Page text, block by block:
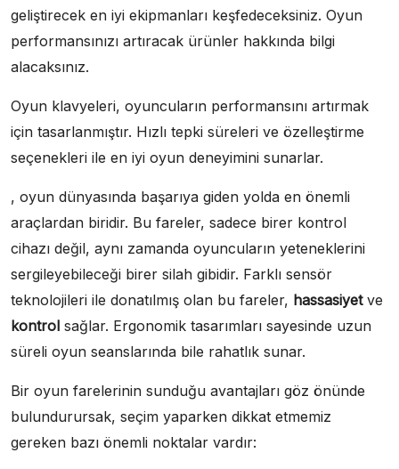
geliştirecek en iyi ekipmanları keşfedeceksiniz. Oyun
performansınızı artıracak ürünler hakkında bilgi
alacaksınız.
Oyun klavyeleri, oyuncuların performansını artırmak
için tasarlanmıştır. Hızlı tepki süreleri ve özelleştirme
seçenekleri ile en iyi oyun deneyimini sunarlar.
, oyun dünyasında başarıya giden yolda en önemli
araçlardan biridir. Bu fareler, sadece birer kontrol
cihazı değil, aynı zamanda oyuncuların yeteneklerini
sergileyebileceği birer silah gibidir. Farklı sensör
teknolojileri ile donatılmış olan bu fareler, hassasiyetve
kontrol sağlar. Ergonomik tasarımları sayesinde uzun
süreli oyun seanslarında bile rahatlık sunar.
Bir oyun farelerinin sunduğu avantajları göz önünde
bulundurursak, seçim yaparken dikkat etmemiz
gereken bazı önemli noktalar vardır: